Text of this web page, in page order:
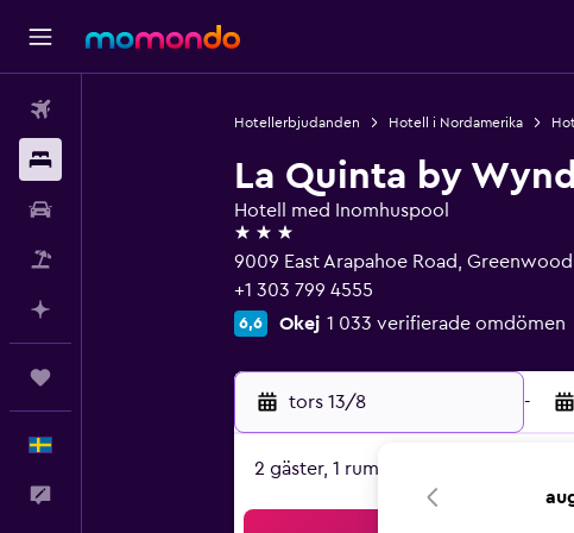
Hotellerbjudanden Hotell i Nordamerika
La Quinta by
Hotell med Inomhuspool
3 stjärnor
9009 East Arapahoe Road, Greenwood
+1 303 799 4555
6,6 Okej 1 033 verifierade omdömen
tors 13/8 -
2 gäster, 1 rum